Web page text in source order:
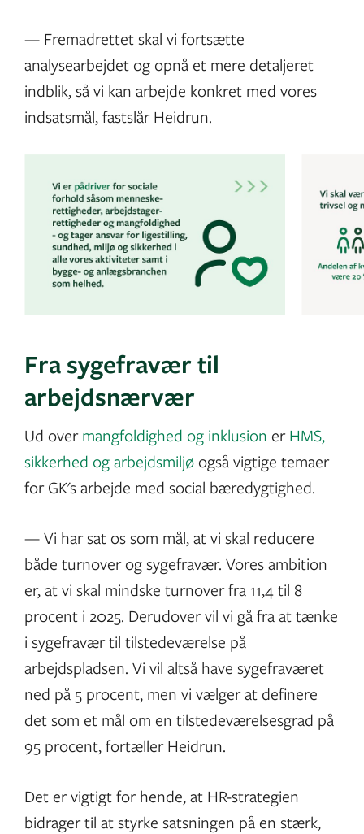
— Fremadrettet skal vi fortsætte
analysearbejdet og opnå et mere detaljeret
indblik, så vi kan arbejde konkret med vores
indsatsmål, fastslår Heidrun.
Fra sygefravær til
arbejdsnærvær
Ud overmangfoldighed og inklusion erHMS,
sikkerhed og arbejdsmiljø også vigtige temaer
for GK's arbejde med social bæredygtighed.
— Vi har sat os som mål, at vi skal reducere
både turnover og sygefravær. Vores ambition
er, at vi skal mindske turnover fra 11,4 til 8
procent i 2025. Derudover vil vi gå fra at tænke
i sygefravær til tilstedeværelse på
arbejdspladsen. Vi vil altså have sygefraværet
ned på 5 procent, men vi vælger at definere
det som et mål om en tilstedeværelsesgrad på
95 procent, fortæller Heidrun.
Det er vigtigt for hende, at HR-strategien
bidrager til at styrke satsningen på en stærk,